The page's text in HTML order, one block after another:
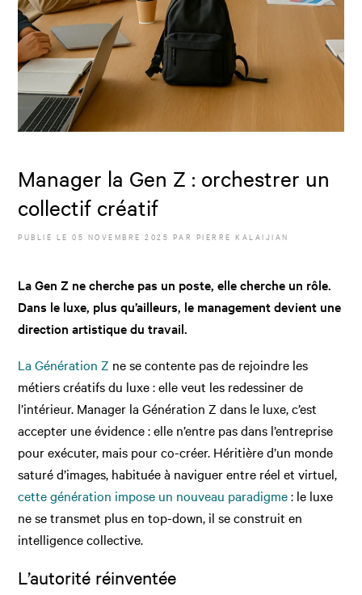
Manager la Gen Z : orchestrer un
collectif créatif
PUBLIÉ LE05 NOVEMBRE 2025 PAR PIERRE KALAIJIAN
La Gen Z ne cherche pas un poste, elle cherche un rôle.
Dans le luxe, plus qu’ailleurs, le management devient une
direction artistique du travail.
La Génération Z ne se contente pas de rejoindre les
métiers créatifs du luxe : elle veut les redessiner de
l’intérieur. Manager la Génération Z dans le luxe, c’est
accepter une évidence : elle n’entre pas dans l’entreprise
pour exécuter, mais pour co-créer. Héritière d’un monde
saturé d’images, habituée à naviguer entre réel et virtuel,
cette génération impose un nouveau paradigme: le luxe
ne se transmet plus en top-down, il se construit en
intelligence collective.
L’autorité réinventée